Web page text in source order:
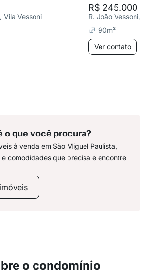
Vila Vessoni
R$ 245.000
R. João Vessoni,
90m²
Ver contato
o que você procura?
à venda em São Miguel Paulista,
comodidades que precisa e encontre
o condomínio